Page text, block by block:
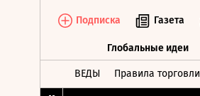
Подписка Газета
Глобальные идеи
ВЕДЫ Правила торговли